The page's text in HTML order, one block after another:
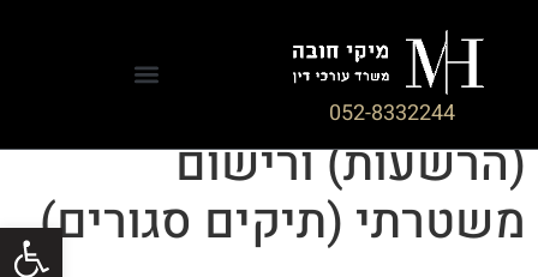
052-8332244
מחיקת רישום פלילי
(הרשעות) ורישום
משטרתי (תיקים סגורים)פתח